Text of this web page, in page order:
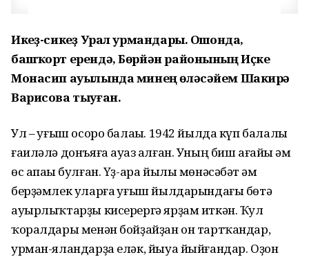
Икһеҙ-сикһеҙ Урал урмандары. Ошонда,
башҡорт ерендә, Бөрйән районының Иҫке
Монасип ауылында минең өләсәйем Шакирә
Варисова тыуған.
Ул – һуғыш осоро балаһы. 1942 йылда күп балалы
ғаиләлә донъяға ауаз һалған. Уның биш ағайы һәм
өс апаһы булған. Үҙ-ара йылы мөнәсәбәт һәм
берҙәмлек уларға һуғыш йылдарындағы бөтә
ауырлыҡтарҙы кисерергә ярҙам иткән. Ҡул
ҡоралдары менән бойҙайҙан он тартҡандар,
урман-яландарҙа еләк, йыуа йыйғандар. Оҙон